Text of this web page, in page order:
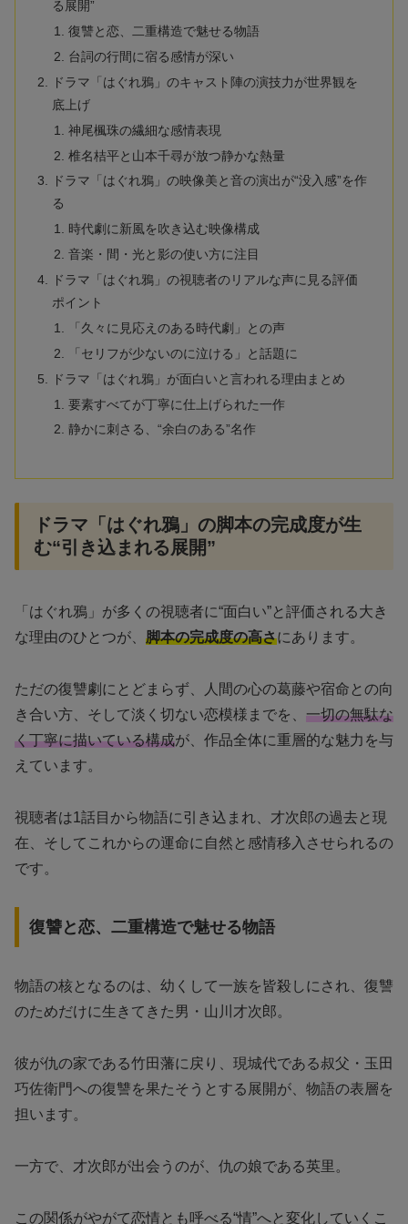
る展開”
復讐と恋、二重構造で魅せる物語
台詞の行間に宿る感情が深い
ドラマ「はぐれ鴉」のキャスト陣の演技力が世界観を
底上げ
神尾楓珠の繊細な感情表現
椎名桔平と山本千尋が放つ静かな熱量
ドラマ「はぐれ鴉」の映像美と音の演出が“没入感”を作
る
時代劇に新風を吹き込む映像構成
音楽・間・光と影の使い方に注目
ドラマ「はぐれ鴉」の視聴者のリアルな声に見る評価
ポイント
「久々に見応えのある時代劇」との声
「セリフが少ないのに泣ける」と話題に
ドラマ「はぐれ鴉」が面白いと言われる理由まとめ
要素すべてが丁寧に仕上げられた一作
静かに刺さる、“余白のある”名作
ドラマ「はぐれ鴉」の脚本の完成度が生
む“引き込まれる展開”
「はぐれ鴉」が多くの視聴者に“面白い”と評価される大き
な理由のひとつが、 脚本の完成度の高さにあります。
ただの復讐劇にとどまらず、人間の心の葛藤や宿命との向
き合い方、そして淡く切ない恋模様までを、 一切の無駄な
く丁寧に描いている構成が、作品全体に重層的な魅力を与
えています。
視聴者は1話目から物語に引き込まれ、才次郎の過去と現
在、そしてこれからの運命に自然と感情移入させられるの
です。
復讐と恋、二重構造で魅せる物語
物語の核となるのは、幼くして一族を皆殺しにされ、復讐
のためだけに生きてきた男・山川才次郎。
彼が仇の家である竹田藩に戻り、現城代である叔父・玉田
巧佐衛門への復讐を果たそうとする展開が、物語の表層を
担います。
一方で、才次郎が出会うのが、仇の娘である英里。
この関係がやがて恋情とも呼べる“情”へと変化していくこ